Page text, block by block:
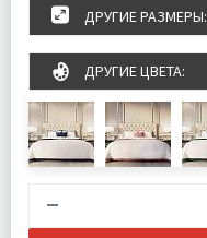
ДРУГИЕ РАЗМЕРЫ:
ДРУГИЕ ЦВЕТА: